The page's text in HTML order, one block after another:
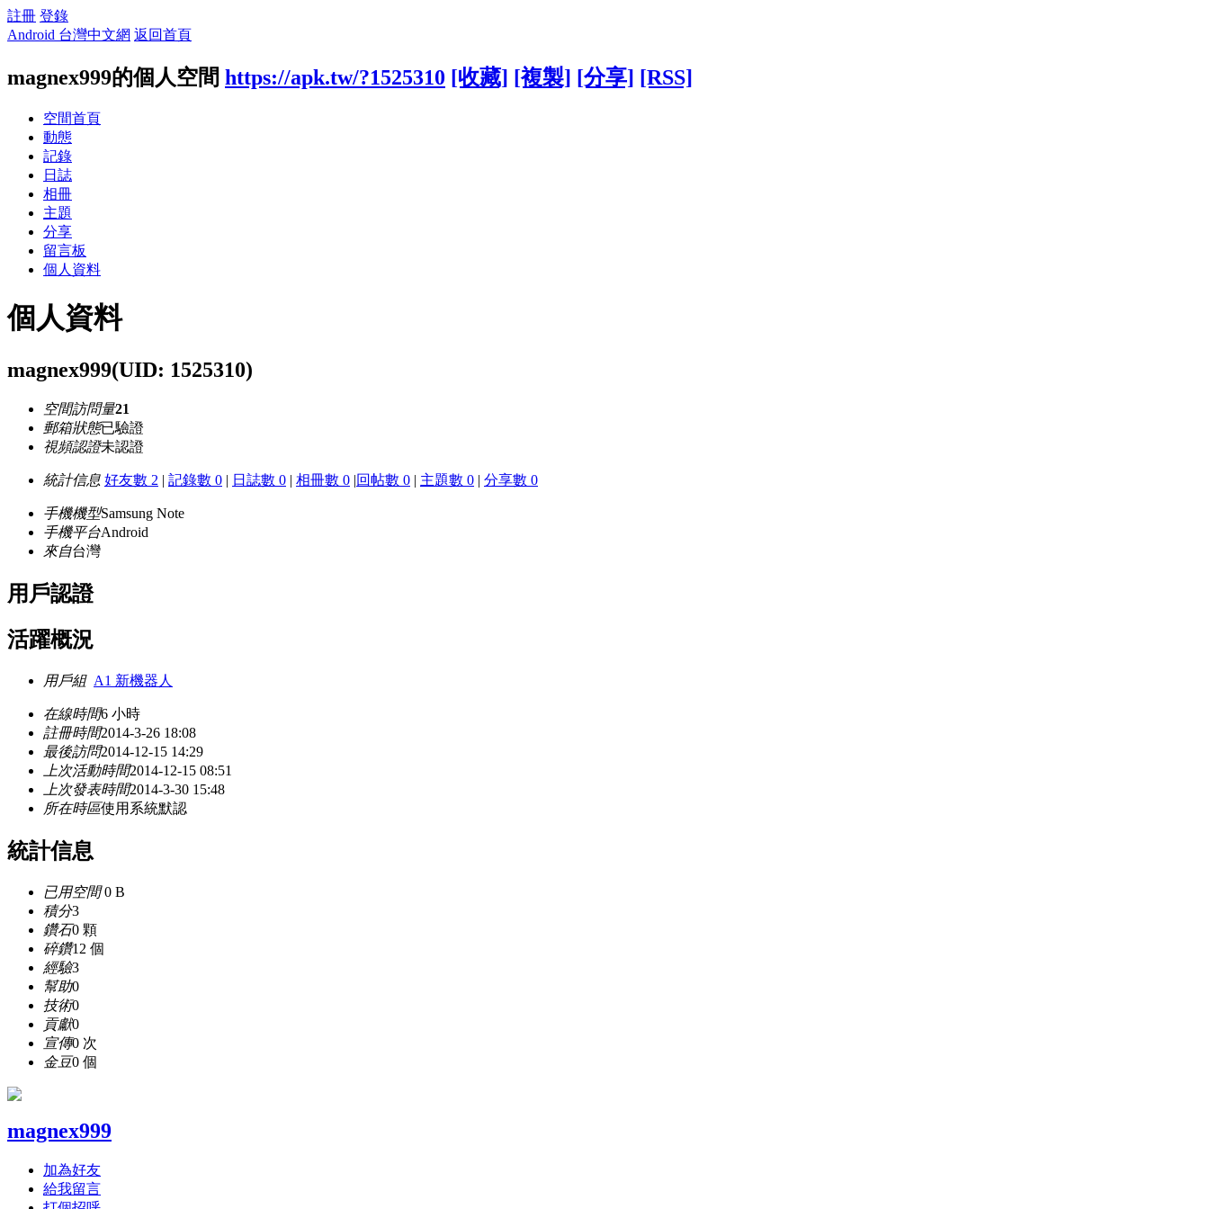
註冊 登錄
Android 台灣中文網 返回首頁
magnex999的個人空間 https://apk.tw/?1525310 [收藏] [複製] [分享] [RSS]
空間首頁
動態
記錄
日誌
相冊
主題
分享
留言板
個人資料
個人資料
magnex999(UID: 1525310)
空間訪問量21
郵箱狀態已驗證
視頻認證未認證
統計信息 好友數 2 | 記錄數 0 | 日誌數 0 | 相冊數 0 |回帖數 0 | 主題數 0 | 分享數 0
手機機型Samsung Note
手機平台Android
來自台灣
用戶認證
活躍概況
用戶組 A1 新機器人
在線時間6 小時
註冊時間2014-3-26 18:08
最後訪問2014-12-15 14:29
上次活動時間2014-12-15 08:51
上次發表時間2014-3-30 15:48
所在時區使用系統默認
統計信息
已用空間0 B
積分3
鑽石0 顆
碎鑽12 個
經驗3
幫助0
技術0
貢獻0
宣傳0 次
金豆0 個
magnex999
加為好友
給我留言